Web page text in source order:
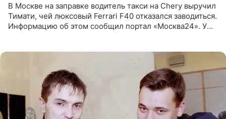
В Москве на заправке водитель такси на Chery выручил
Тимати, чей люксовый Ferrari F40 отказался заводиться.
Информацию об этом сообщил портал «Москва24». У